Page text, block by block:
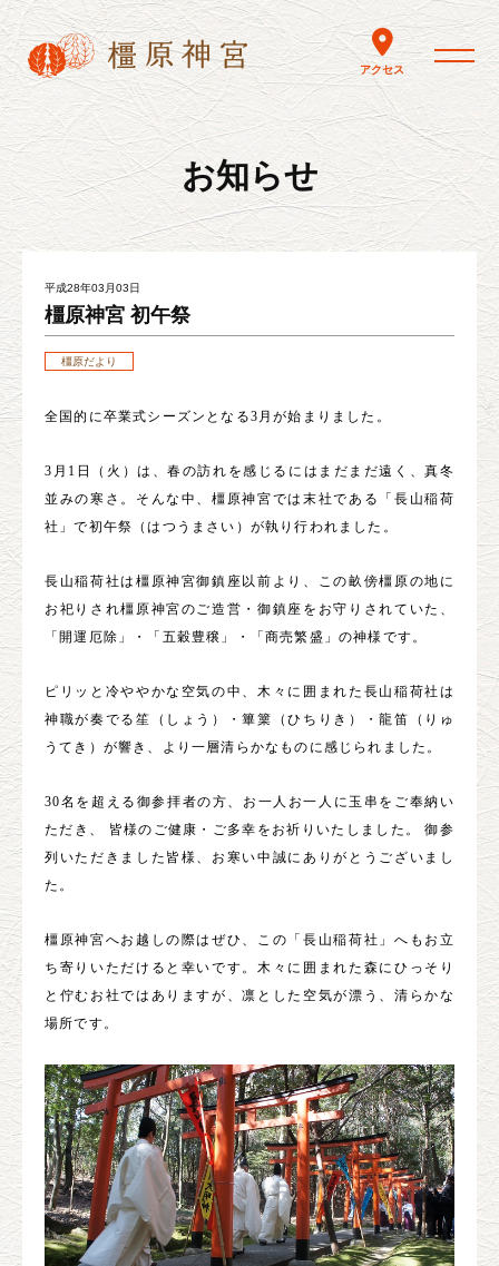
アクセス
toggle
お知らせ
平成28年03月03日
橿原神宮 初午祭
橿原だより
全国的に卒業式シーズンとなる3月が始まりました。
3月1日（火）は、春の訪れを感じるにはまだまだ遠く、真冬
並みの寒さ。そんな中、橿原神宮では末社である「長山稲荷
社」で初午祭（はつうまさい）が執り行われました。
長山稲荷社は橿原神宮御鎮座以前より、この畝傍橿原の地に
お祀りされ橿原神宮のご造営・御鎮座をお守りされていた、
「開運厄除」・「五穀豊穣」・「商売繁盛」の神様です。
ピリッと冷ややかな空気の中、木々に囲まれた長山稲荷社は
神職が奏でる笙（しょう）・篳篥（ひちりき）・龍笛（りゅ
うてき）が響き、より一層清らかなものに感じられました。
30名を超える御参拝者の方、お一人お一人に玉串をご奉納い
ただき、 皆様のご健康・ご多幸をお祈りいたしました。 御参
列いただきました皆様、お寒い中誠にありがとうございまし
た。
橿原神宮へお越しの際はぜひ、この「長山稲荷社」へもお立
ち寄りいただけると幸いです。木々に囲まれた森にひっそり
と佇むお社ではありますが、凛とした空気が漂う、清らかな
場所です。